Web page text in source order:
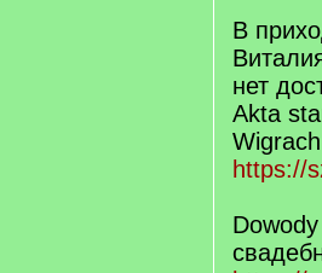
В
нет
Akta
Wigrach
https://